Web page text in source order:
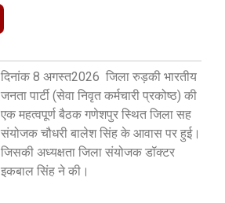
दिनांक 8 अगस्त2026 जिला रुड़की भारतीय
जनता पार्टी (सेवा निवृत कर्मचारी प्रकोष्ठ) की
एक महत्वपूर्ण बैठक गणेशपुर स्थित जिला सह
संयोजक चौधरी बालेश सिंह के आवास पर हुई।
जिसकी अध्यक्षता जिला संयोजक डॉक्टर
इकबाल सिंह ने की।